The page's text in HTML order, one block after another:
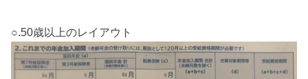
○.50歳以上のレイアウト